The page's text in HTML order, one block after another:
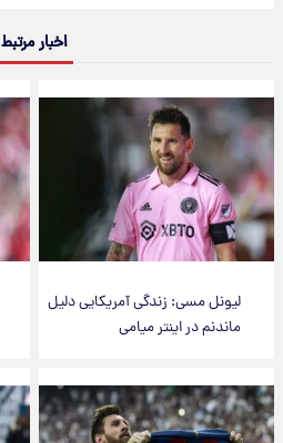
اخبار مرتبط
لیونل مسی: زندگی آمریکایی دلیل
ماندنم در اینتر میامی